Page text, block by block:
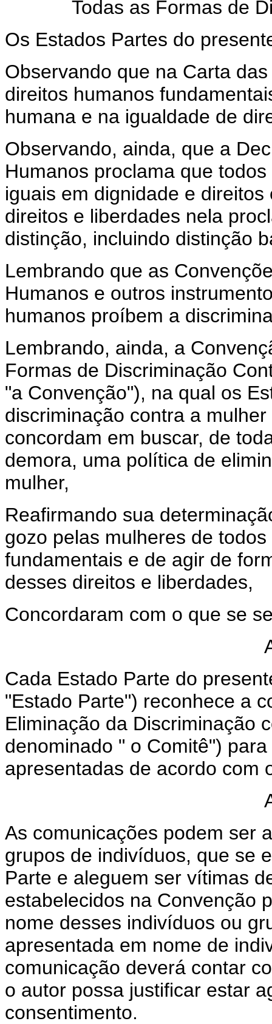
Todas as Formas de
Os Estados Partes do
Observando que na Carta
direitos humanos
humana e na igualdade de
Observando, ainda, que a
Humanos proclama que
iguais em dignidade e direitos
direitos e liberdades nela
distinção, incluindo distinção
Lembrando que as
Humanos e outros
humanos proíbem a
Lembrando, ainda, a
Formas de Discriminação
"a Convenção"), na qual os
discriminação contra a
concordam em buscar, de
demora, uma política de
mulher,
Reafirmando sua
gozo pelas mulheres de
fundamentais e de agir de
desses direitos e liberdades,
Concordaram com o que se
Cada Estado Parte do
"Estado Parte") reconhece a
Eliminação da Discriminação
denominado " o Comitê")
apresentadas de acordo com
As comunicações podem ser
grupos de indivíduos, que se
Parte e aleguem ser vítimas
estabelecidos na Convenção
nome desses indivíduos ou
apresentada em nome de
comunicação deverá contar
o autor possa justificar estar
consentimento.